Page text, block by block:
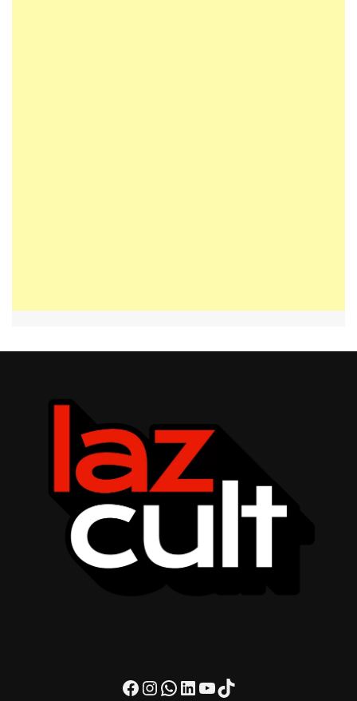
Facebook
Instagram
WhatsApp
LinkedIn
Youtube
TikTok